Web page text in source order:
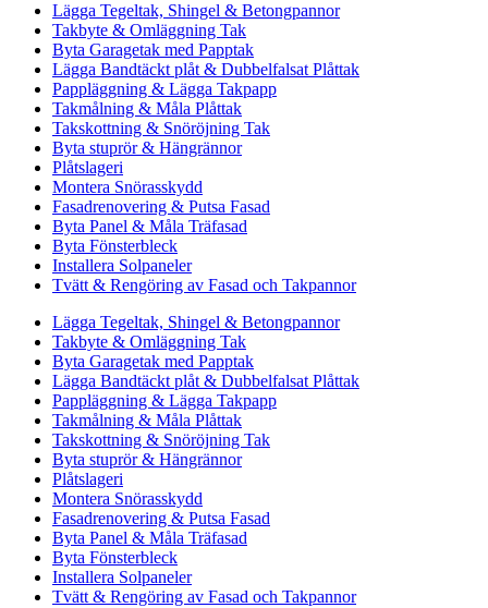
Lägga Tegeltak, Shingel & Betongpannor
Takbyte & Omläggning Tak
Byta Garagetak med Papptak
Lägga Bandtäckt plåt & Dubbelfalsat Plåttak
Pappläggning & Lägga Takpapp
Takmålning & Måla Plåttak
Takskottning & Snöröjning Tak
Byta stuprör & Hängrännor
Plåtslageri
Montera Snörasskydd
Fasadrenovering & Putsa Fasad
Byta Panel & Måla Träfasad
Byta Fönsterbleck
Installera Solpaneler
Tvätt & Rengöring av Fasad och Takpannor
Lägga Tegeltak, Shingel & Betongpannor
Takbyte & Omläggning Tak
Byta Garagetak med Papptak
Lägga Bandtäckt plåt & Dubbelfalsat Plåttak
Pappläggning & Lägga Takpapp
Takmålning & Måla Plåttak
Takskottning & Snöröjning Tak
Byta stuprör & Hängrännor
Plåtslageri
Montera Snörasskydd
Fasadrenovering & Putsa Fasad
Byta Panel & Måla Träfasad
Byta Fönsterbleck
Installera Solpaneler
Tvätt & Rengöring av Fasad och Takpannor